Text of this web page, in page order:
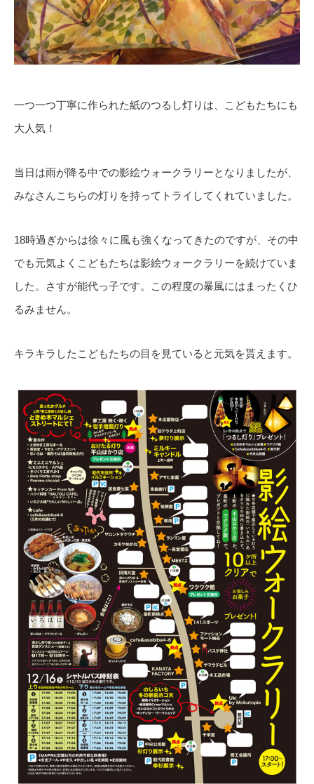
一つ一つ丁寧に作られた紙のつるし灯りは、こどもたちにも
大人気！
当日は雨が降る中での影絵ウォークラリーとなりましたが、
みなさんこちらの灯りを持ってトライしてくれていました。
18時過ぎからは徐々に風も強くなってきたのですが、その中
でも元気よくこどもたちは影絵ウォークラリーを続けていま
した。さすが能代っ子です。この程度の暴風にはまったくひ
るみません。
キラキラしたこどもたちの目を見ていると元気を貰えます。